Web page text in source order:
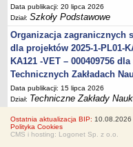
Data publikacji: 20 lipca 2026
Dział:Szkoły Podstawowe
Organizacja zagranicznych
dla projektów 2025-1-PL01-
KA121 -VET – 000409756
Technicznych Zakładach
Data publikacji: 15 lipca 2026
Dział: Techniczne Zakłady
Ostatnia aktualizacja BIP: 10.08.2026
Polityka Cookies
CMS i hosting: Logonet Sp. z o.o.